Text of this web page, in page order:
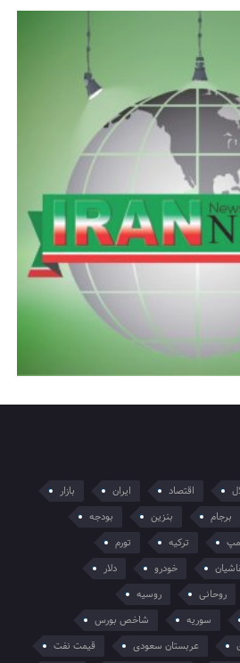
اقتصاد ایران
بازار
برجام بنزین
بودجه
ترکیه
تورم
خودرو
دلار
روحانی
روسیه
سوریه
شاخص بورس
عربستان سعودی قیمت نفت